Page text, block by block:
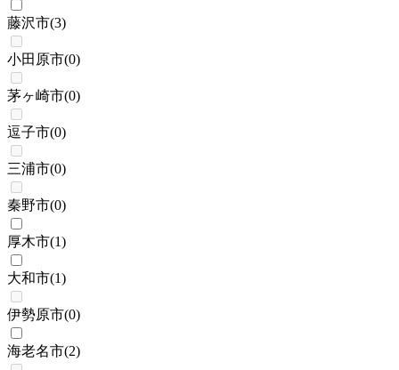
藤沢市(3)
小田原市(0)
茅ヶ崎市(0)
逗子市(0)
三浦市(0)
秦野市(0)
厚木市(1)
大和市(1)
伊勢原市(0)
海老名市(2)